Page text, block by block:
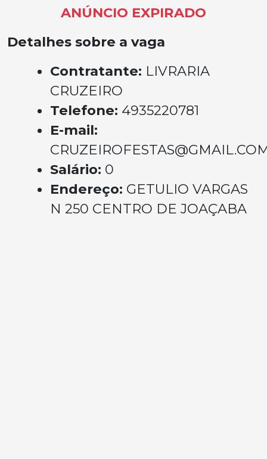
ANÚNCIO EXPIRADO
Detalhes sobre a vaga
Contratante: LIVRARIA
CRUZEIRO
Telefone: 4935220781
E-mail:
Salário: 0
Endereço: GETULIO VARGAS
N 250 CENTRO DE JOAÇABA